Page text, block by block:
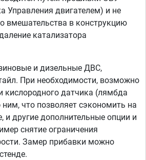
Управления двигателем) и не
вмешательства в конструкцию
катализатора
и дизельные ДВС,
При необходимости, возможно
кислородного датчика (лямбда
что позволяет сэкономить на
и другие дополнительные опции и
снятие ограничения
Замер прибавки можно